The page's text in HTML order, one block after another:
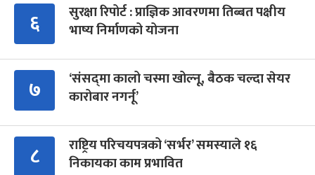
६
सुरक्षा रिपोर्ट : प्राज्ञिक आवरणमा तिब्बत पक्षीय
भाष्य निर्माणको योजना
७
‘संसद्‍मा कालो चस्मा खोल्नू, बैठक चल्दा सेयर
कारोबार नगर्नू’
८
राष्ट्रिय परिचयपत्रको ‘सर्भर’ समस्याले १६
निकायका काम प्रभावित